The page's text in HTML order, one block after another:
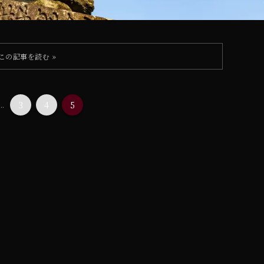
3 4 5